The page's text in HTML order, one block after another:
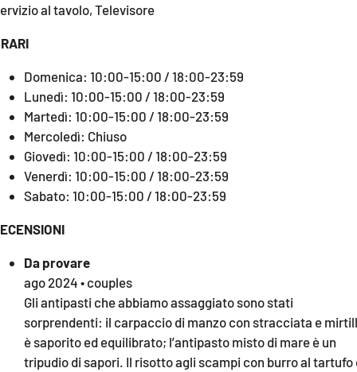
al tavolo, Televisore
Domenica: 10:00-15:00 / 18:00-23:59
Lunedì: 10:00-15:00 / 18:00-23:59
Martedì: 10:00-15:00 / 18:00-23:59
Mercoledì: Chiuso
Giovedì: 10:00-15:00 / 18:00-23:59
Venerdì: 10:00-15:00 / 18:00-23:59
Sabato: 10:00-15:00 / 18:00-23:59
Da provare
ago 2024 • couples
Gli antipasti che abbiamo assaggiato sono stati
sorprendenti: il carpaccio di manzo con stracciata e
è saporito ed equilibrato; l’antipasto misto di mare è un
tripudio di sapori. Il risotto agli scampi con burro al tartufo